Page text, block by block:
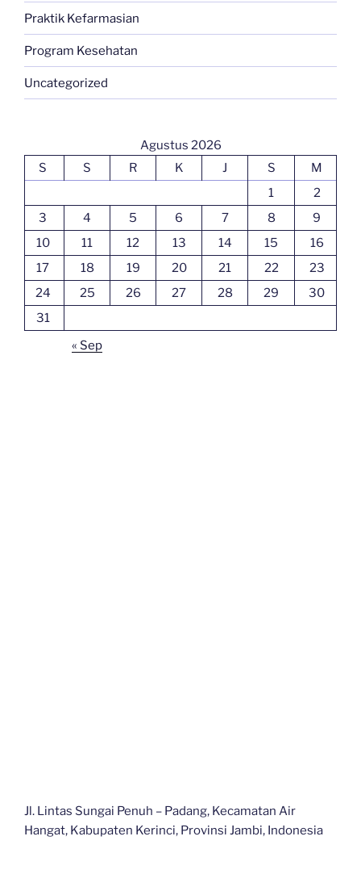
Praktik Kefarmasian
Program Kesehatan
Uncategorized
Agustus 2026
S
S R K J S
M
1
2
3
4 5 6 7 8
9
10
11 12 13 14 15
16
17
18 19 20 21 22
23
24
25 26 27 28 29
30
31
« Sep
Jl. Lintas Sungai Penuh – Padang, Kecamatan Air
Hangat, Kabupaten Kerinci, Provinsi Jambi, Indonesia